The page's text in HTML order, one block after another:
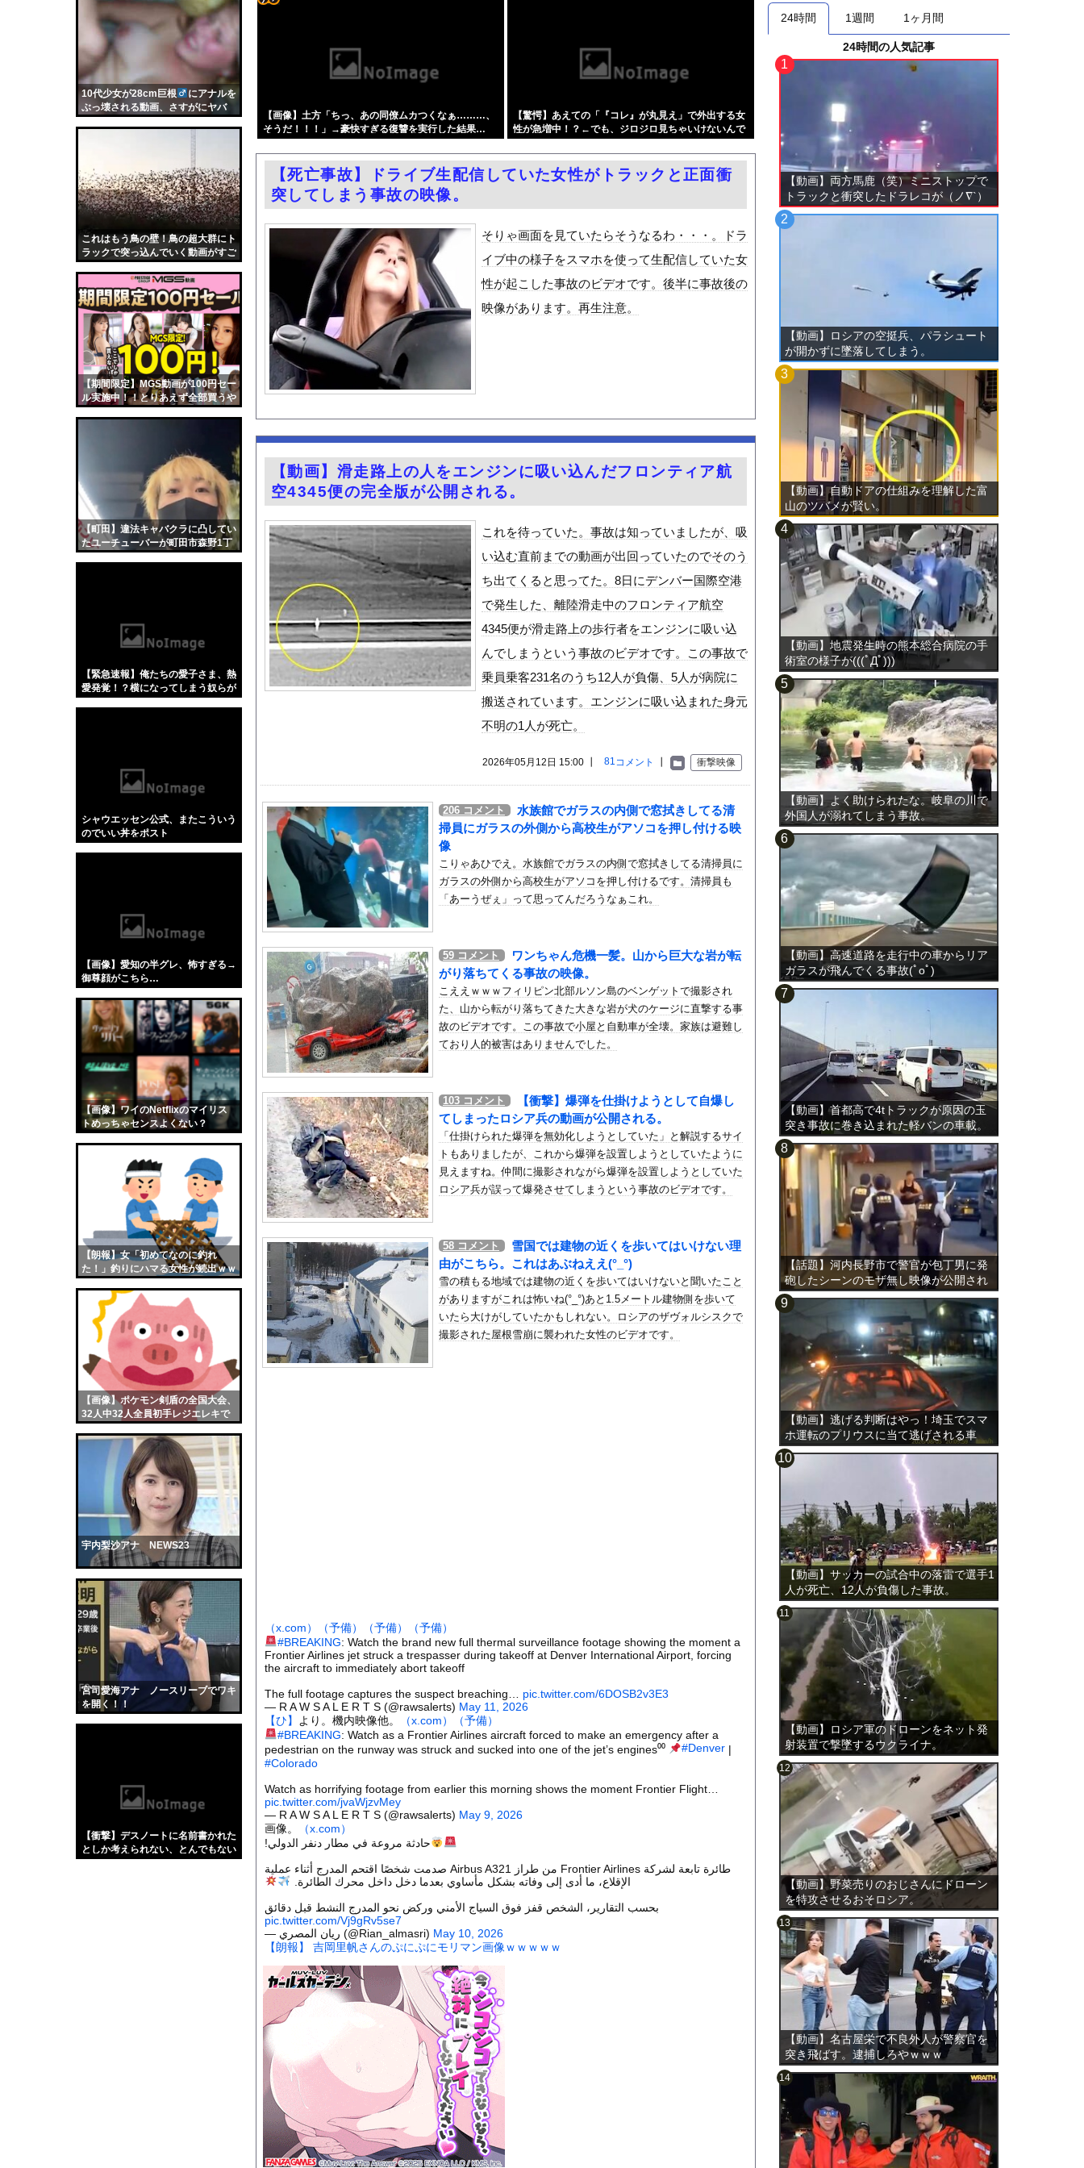
10代少女が28cm巨根
にアナルを
ぶっ壊される動画、さすがにヤバ
これはもう鳥の壁！鳥の超大群にト
ラックで突っ込んでいく動画がすご
【期間限定】MGS動画が100円セー
ル実施中！！とりあえず全部買うや
【町田】違法キャバクラに凸してい
たユーチューバーが町田市森野1丁
【緊急速報】俺たちの愛子さま、熱
愛発覚！？横になってしまう奴らが
シャウエッセン公式、またこういう
のでいい丼をポスト
【画像】愛知の半グレ、怖すぎる→
御尊顔がこちら…
【画像】ワイのNetflixのマイリス
トめっちゃセンスよくない？
【朗報】女「初めてなのに釣れ
た！」釣りにハマる女性が続出ｗｗ
【画像】ポケモン剣盾の全国大会、
32人中32人全員初手レジエレキで
宇内梨沙アナ NEWS23
宮司愛海アナ ノースリーブでワキ
を開く！！
【衝撃】デスノートに名前書かれた
としか考えられない、とんでもない
コメ卸大手さん、営業利益83％減 高値で買い込んだ米が売れず「損切り祭り」開幕へ
【動画】戦犯はどっち？ｗｗｗｗｗｗｗｗｗｗｗｗｗｗｗｗｗｗｗｗ
税務署職員(25) 、おばちゃんから貰った小遣い（1億5000万）を競艇に全ツッパし...
【動画】エアコン業者「エアコンスプレー使っても室内に風を送り込んでるファンは汚いまま...
「私は入りません、 事故起こさなきゃいい」と保険加入を勧められた推し活民が反発、保険...
"テレビ大好き"高齢者の｢テレビ離れ｣が始まった…10代後半～20代の約7割が"...
お前らがメイドイン韓国で認めてるもの 「キムチ」あと3つは？
エロ漫画『冥婚の花嫁』をrawやhitomiを使わずに無料で読む方法│五梅
路上駐車経験率が過去最少の21%へ低下！タイムズ会員にアンケート
中国「大洪水！」三峡ダム「9門開放！（全力放流」中国都市「三峡沿線の道路水没」中国政...
職場の人妻と不倫をして、ついに、、、
韓国国会、サッカー前代表監督を追及「なぜ負けたのか」
日本旅行キャンセルすべきか…1万年ぶり史上最大級の火山の兆し＝韓国の反応
うちのネコが目の前にいた。私が上に物を投げるフリをする → 猫はこうなります…
【速報】北海道江別大学生殺人事件、主犯格の川口被告(19)に無期懲役の判決←これ、妥...
【画像】謎の中華料理来たったｗｗｗｗｗｗｗ
【画像】思春期の娘に「キモッ」と言われたお父さん、グレる・・・
韓国サッカー界 W杯やオリンピック等で外国人審判員に女性を派遣し性的サービスで買収し...
【画像】のんさん(31)のミニスカ生脚姿が意外とエロいと話題
安藤萌々アナ セクシーポーズ！！
『悪役令嬢転生おじさん』6話感想 モブ令嬢に絡まれるアンナ！
【悲報】ラッパーさん、札束披露するもネット民から新社会人の初ボーナスくらいしかないと...
【悲報】BYDの軽EVラッコを自動車評論家が褒めてる日本、中国人からは馬鹿にされてる...
グラビア界の“がん攻めルーキー”三園響子にがん攻めされたいよな！
今の時期 河口で釣れる美味い魚教えて
【Xの車窓から】オービスかと思ったら野生の炊飯器で草 ほか
【ポロリ悲話】ネットで拡散してるおっぱいポロリ動画、何故か叩かれる・・・
【衝撃】「かわいい虫」ランキング、ついに発表される
「アメリカのヤンキーがアジア人にケンカを売った結果ｗｗｗ」 ほか
【悲報】「蕎麦」とかいう自炊最強のメシｗｗｗｗｗｗｗｗ
【衝撃】「ガンダムシリーズ史上1番不人気だと思う主人公」がこちらｗｗｗｗこの主人公は...
【J2第1節 札幌×徳島】札幌がホームでの開幕戦を制し5年ぶり白星発進！新加入のペイ...
【COBRA】ストームコレクティブルズ「コブラ スペシャルエディション」アクションフ...
【ワンピース】ゾロ「女だぞ」エネル「見ればわかる」←ここ好きすぎるｗｗｗｗｗｗｗｗｗ...
【動画】両方馬鹿（笑）ミニストップでトラックと衝突したドラレコが（ノ∇`）
【朗報】冨里奈央のバスト、もう大変なことになってるって...
【恐怖】手術中に熊本地震直撃した映像がやばすぎ・・・
PCA、WAR8.0ｗｗｗｗｗｗｗｗｗｗｗｗ
【悲報】ワンピースの「ニカニカの実」を未だに受け入れられてない奴ｗｗｗｗｗ
【画像】実写版みいちゃんを家に住ませてあげた結果wwwwwwww
キャデラックF1、致命的なブレーキ問題の原因が明らかになるも解決には至っておらずめど...
【画像】 テレ朝の気象予報士さん、意外と小さかった
PTA会長「PTA参加拒否した親へ最終警告。こうなってもいい？」
【画像】おまえらくんの机がこの女の子の椅子にされてたらｗｗｗ
【画像】この女優さん、可愛すぎる
【朗報】齋藤飛鳥、前屈みで完全に見えてる動画が拡散されてしまう…
【画像】おまえらこういう地雷系の女子高生って好きじゃないの？
海外「日本よ、お前がナンバーワンだ」 熊本地震直後の日本の対応のスピードに世界が衝撃
勇気を出して白人美女にチン凸したアジア人短小男
10年もの間浮気してた嫁。まさかと思い長男のDNA鑑定をするがいいな？と問うと、元嫁...
ウクライナ侵攻以降、ロシア軍兵士のHIV感染が2000％急増…ウクライナメディア！
【配信者】「金バエ」のSNS更新が1週間途絶え、様々な憶測が飛び交う。1週間ぶりの投...
【画像】女の子「危機管理フォーーーーム！！！」
私「ちょっと、人の家の金庫触らないでよ！」キチママ『そこに金庫があったから、開けてみ...
【画像】フォロワー580万！Z世代のカリスマ、水着写真集の発売決定wwwwwさくら、...
【画像】吉川愛さん(26)、縛られてムチムチお乳が強調されてしまう
道路脇で男性が缶切断していたドラム缶が爆発
【黒歴史】こういう昔の大学ヤリサーの流出エロ動画（顔出し）が一番抜ける
韓国人「安貞桓が韓国代表に激怒！『惨憺たる結果、徹底的な刷新が必要だ』と監督や協会を...
ケンタッキーとか言う唐揚げ屋ｗｗｗｗｗ
【画像】このAVが性癖ブッ刺さりで精子ドクドク作られるわｗｗｗｗ
【悲報】味噌ラーメンで行列、出来ない
【中国】男の子が爆竹に点火 マンホールが爆発しふた吹き飛ぶ
【画像】伊藤舞雪とかいうＡＶ女優ｗｗｗｗｗｗｗｗｗｗw
【緊急】肛門にスティックのり入れたけど出てこないの！！
【動画】タイのティパンコーン王子が日本人女性とデートか？
このページは1000mg
が管理しています。 RSS設定 更新順130件まで。それ以降の古いものは表
示されません。
【画像】土方「ちっ、あの同僚ムカつくなぁ………、
そうだ！！！」→豪快すぎる復讐を実行した結果…
【驚愕】あえての「『コレ』が丸見え」で外出する女
性が急増中！？←でも、ジロジロ見ちゃいけないんで
自動
更新
【死亡事故】ドライブ生配信していた女性がトラックと正面衝
突してしまう事故の映像。
そりゃ画面を見ていたらそうなるわ・・・。ドラ
イブ中の様子をスマホを使って生配信していた女
性が起こした事故のビデオです。後半に事故後の
映像があります。再生注意。
【動画】滑走路上の人をエンジンに吸い込んだフロンティア航
空4345便の完全版が公開される。
これを待っていた。事故は知っていましたが、吸
い込む直前までの動画が出回っていたのでそのう
ち出てくると思ってた。8日にデンバー国際空港
で発生した、離陸滑走中のフロンティア航空
4345便が滑走路上の歩行者をエンジンに吸い込
んでしまうという事故のビデオです。この事故で
乗員乗客231名のうち12人が負傷、5人が病院に
搬送されています。エンジンに吸い込まれた身元
不明の1人が死亡。
衝撃映像
81コメント
2026年05月12日 15:00 ┃
206 コメント
水族館でガラスの内側で窓拭きしてる清
掃員にガラスの外側から高校生がアソコを押し付ける映
像
こりゃあひでえ。水族館でガラスの内側で窓拭きしてる清掃員に
ガラスの外側から高校生がアソコを押し付けるです。清掃員も
「あーうぜぇ」って思ってんだろうなぁこれ。
59 コメント
ワンちゃん危機一髪。山から巨大な岩が転
がり落ちてくる事故の映像。
こええｗｗｗフィリピン北部ルソン島のベンゲットで撮影され
た、山から転がり落ちてきた大きな岩が犬のケージに直撃する事
故のビデオです。この事故で小屋と自動車が全壊。家族は避難し
ており人的被害はありませんでした。
103 コメント
【衝撃】爆弾を仕掛けようとして自爆し
てしまったロシア兵の動画が公開される。
「仕掛けられた爆弾を無効化しようとしていた」と解説するサイ
トもありましたが、これから爆弾を設置しようとしていたように
見えますね。仲間に撮影されながら爆弾を設置しようとしていた
ロシア兵が誤って爆発させてしまうという事故のビデオです。
58 コメント
雪国では建物の近くを歩いてはいけない理
由がこちら。これはあぶねええ(°_°)
雪の積もる地域では建物の近くを歩いてはいけないと聞いたこと
がありますがこれは怖いね(°_°)あと1.5メートル建物側を歩いて
いたら大けがしていたかもしれない。ロシアのザヴォルシスクで
撮影された屋根雪崩に襲われた女性のビデオです。
（x.com） （予備） （予備）
（予備）
#BREAKING: Watch the brand new full thermal surveillance footage showing the moment a
Frontier Airlines jet struck a trespasser during takeoff at Denver International Airport, forcing
the aircraft to immediately abort takeoff
The full footage captures the suspect breaching… pic.twitter.com/6DOSB2v3E3
— R A W S A L E R T S (@rawsalerts) May 11, 2026
【ひ】
より。機内映像他。 （x.com）
（予備）
#BREAKING: Watch as a Frontier Airlines aircraft forced to make an emergency after a
pedestrian on the runway was struck and sucked into one of the jet’s engines⁰⁰
#Denver |
#Colorado
Watch as horrifying footage from earlier this morning shows the moment Frontier Flight…
pic.twitter.com/jvaWjzvMey
— R A W S A L E R T S (@rawsalerts) May 9, 2026
画像。
（x.com）
حادثة مروعة في مطار دنفر الدولي!
طائرة تابعة لشركة Frontier Airlines من طراز Airbus A321 صدمت شخصًا اقتحم المدرج أثناء عملية
الإقلاع، ما أدى إلى وفاته بشكل مأساوي بعدما دخل داخل محرك الطائرة.
بحسب التقارير، الشخص قفز فوق السياج الأمني وركض نحو المدرج النشط قبل دقائق
pic.twitter.com/Vj9gRv5se7
— ريان المصري (@Rian_almasri) May 10, 2026
【朗報】 吉岡里帆さんのぷにぷにモリマン画像ｗｗｗｗｗ
24時間 1週間 1ヶ月間
24時間の人気記事
【動画】両方馬鹿（笑）ミニストップで
トラックと衝突したドラレコが（ノ∇`）
【動画】ロシアの空挺兵、パラシュート
が開かずに墜落してしまう。
【動画】自動ドアの仕組みを理解した富
山のツバメが賢い。
【動画】地震発生時の熊本総合病院の手
術室の様子が(((ﾟДﾟ)))
【動画】よく助けられたな。岐阜の川で
外国人が溺れてしまう事故。
【動画】高速道路を走行中の車からリア
ガラスが飛んでくる事故(ﾟoﾟ)
【動画】首都高で4tトラックが原因の玉
突き事故に巻き込まれた軽バンの車載。
【話題】河内長野市で警官が包丁男に発
砲したシーンのモザ無し映像が公開され
る。
【動画】逃げる判断はやっ！埼玉でスマ
ホ運転のプリウスに当て逃げされる車
載。
【動画】サッカーの試合中の落雷で選手1
人が死亡、12人が負傷した事故。
【動画】ロシア軍のドローンをネット発
射装置で撃墜するウクライナ。
【動画】野菜売りのおじさんにドローン
を特攻させるおそロシア。
【動画】名古屋栄で不良外人が警察官を
突き飛ばす。逮捕しろやｗｗｗ